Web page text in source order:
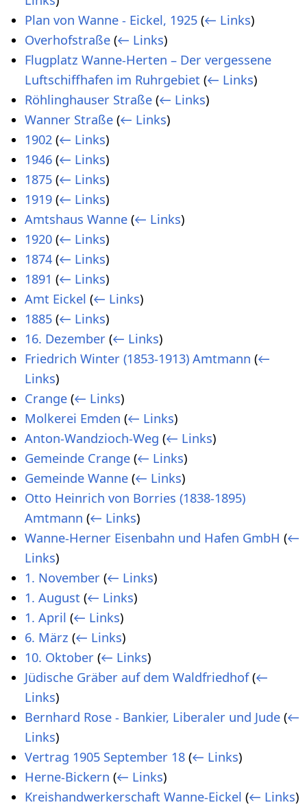
Plan von Wanne - Eickel, 1925 (← Links)
Overhofstraße (← Links)
Flugplatz Wanne-Herten – Der vergessene
Luftschiffhafen im Ruhrgebiet (← Links)
Röhlinghauser Straße (← Links)
Wanner Straße (← Links)
1902 (← Links)
1946 (← Links)
1875 (← Links)
1919 (← Links)
Amtshaus Wanne (← Links)
1920 (← Links)
1874 (← Links)
1891 (← Links)
Amt Eickel (← Links)
1885 (← Links)
16. Dezember (← Links)
Friedrich Winter (1853-1913) Amtmann (←
Links)
Crange (← Links)
Molkerei Emden (← Links)
Anton-Wandzioch-Weg (← Links)
Gemeinde Crange (← Links)
Gemeinde Wanne (← Links)
Otto Heinrich von Borries (1838-1895)
Amtmann (← Links)
Wanne-Herner Eisenbahn und Hafen GmbH (←
Links)
1. November (← Links)
1. August (← Links)
1. April (← Links)
6. März (← Links)
10. Oktober (← Links)
Jüdische Gräber auf dem Waldfriedhof (←
Links)
Bernhard Rose - Bankier, Liberaler und Jude (←
Links)
Vertrag 1905 September 18 (← Links)
Herne-Bickern (← Links)
Kreishandwerkerschaft Wanne-Eickel (← Links)